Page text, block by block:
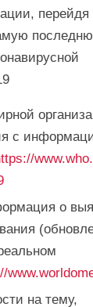
перейдя
с
о
на тему,